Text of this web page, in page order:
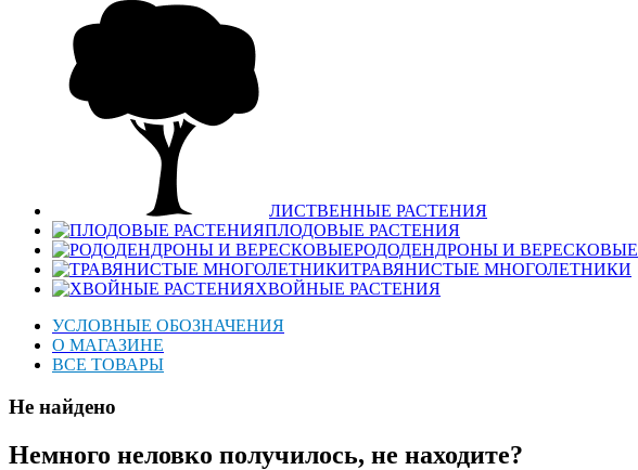
ЛИСТВЕННЫЕ РАСТЕНИЯ
ПЛОДОВЫЕ РАСТЕНИЯ
РОДОДЕНДРОНЫ И ВЕРЕСКОВЫЕ
ТРАВЯНИСТЫЕ МНОГОЛЕТНИКИ
ХВОЙНЫЕ РАСТЕНИЯ
УСЛОВНЫЕ ОБОЗНАЧЕНИЯ
О МАГАЗИНЕ
ВСЕ ТОВАРЫ
Не найдено
Немного неловко получилось, не находите?